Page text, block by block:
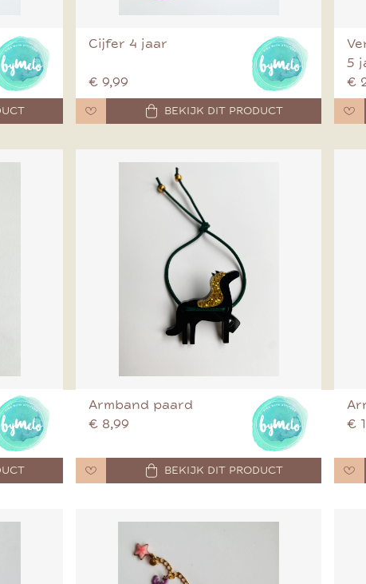
Cijfer 4 jaar
€ 9,99
BEKIJK DIT PRODUCT
5
€
Armband paard
€ 8,99
BEKIJK DIT PRODUCT
€